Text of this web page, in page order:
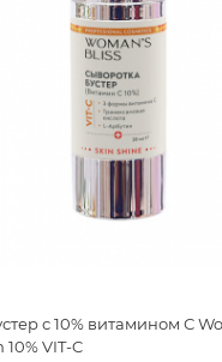
с 10% витамином С
VIT-C